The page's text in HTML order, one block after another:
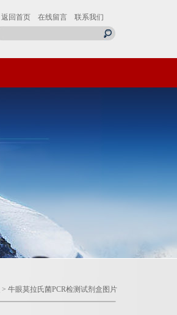
返回首页 在线留言 联系我们
> 牛眼莫拉氏菌PCR检测试剂盒图片